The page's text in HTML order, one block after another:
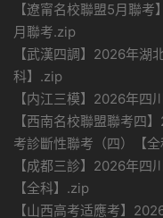
【遼甯名校聯盟5月聯
月聯考.zip
【武漢四調】2026年湖
科】.zip
【内江三模】2026年四
【西南名校聯盟聯考四
考診斷性聯考（四）【
【成都三診】2026年四
【全科】.zip
【山西高考适應考】